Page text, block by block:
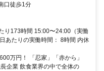
口徒歩1分
り173時間 15:00〜24:00（実働
あたりの実働時間： 8時間 内休
万円！ 「忍家」「赤から」
企業 飲食業界の中で全体の